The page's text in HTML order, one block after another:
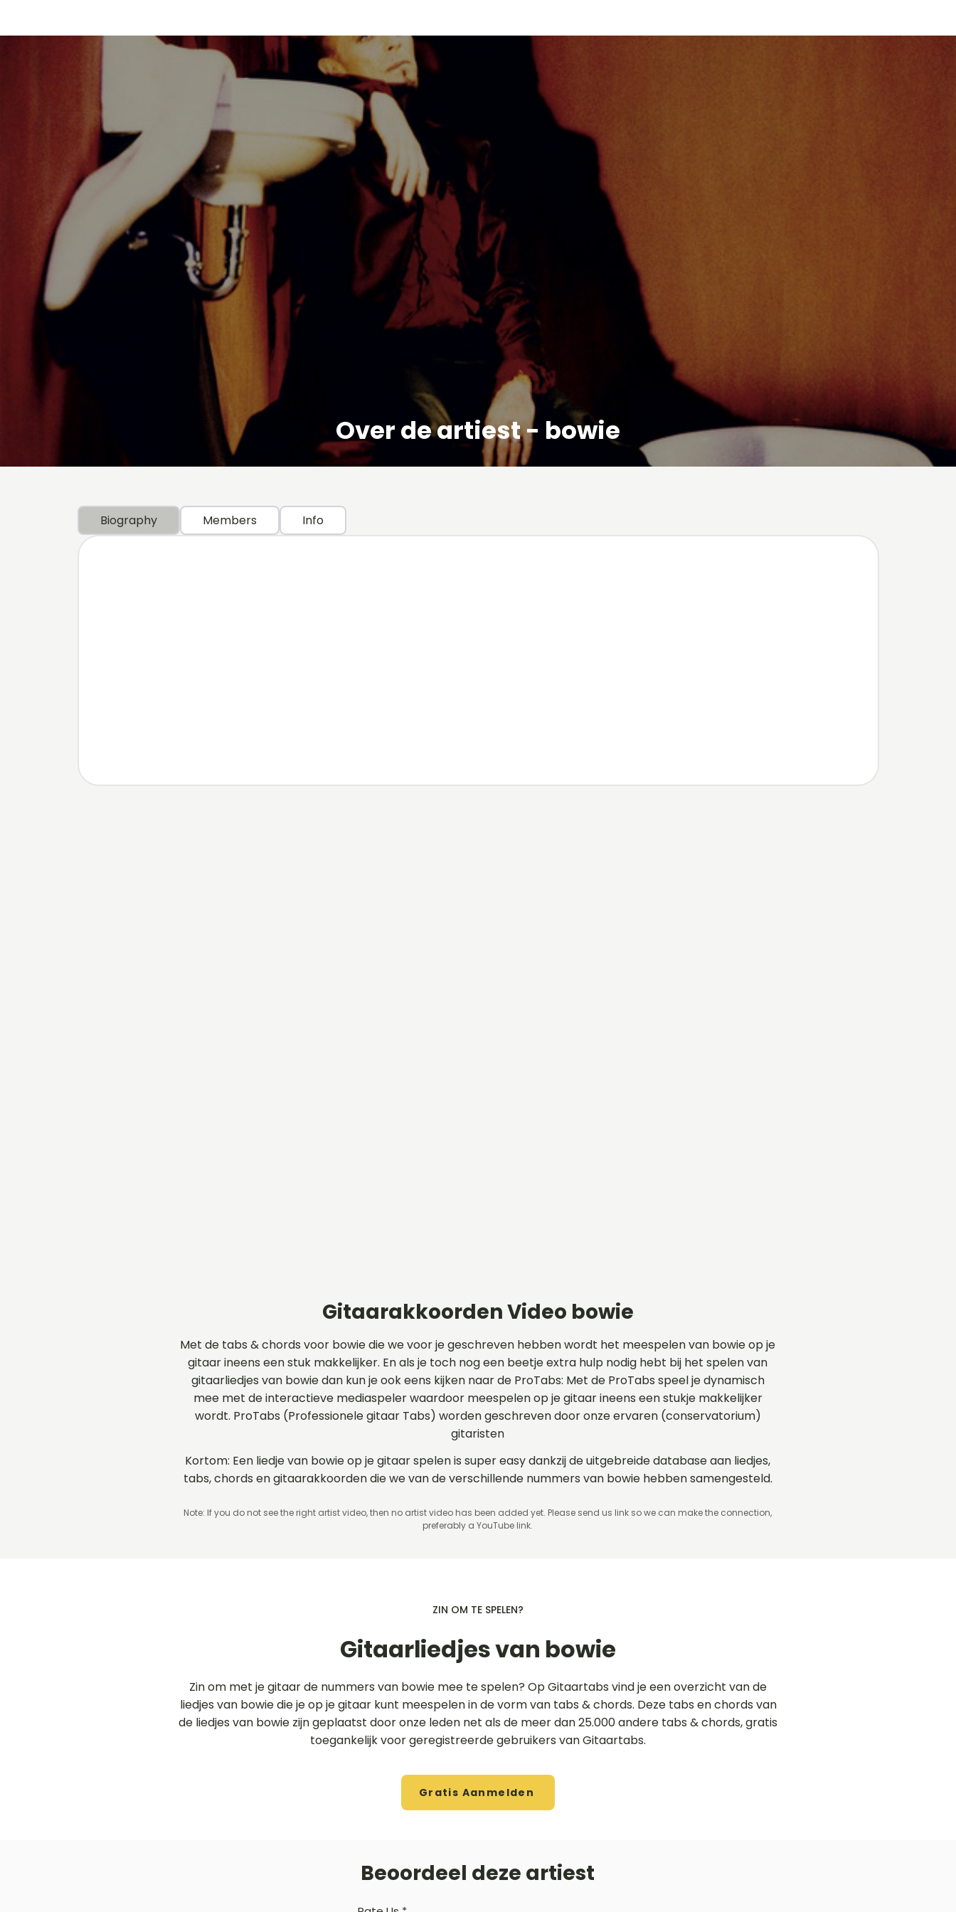
Over de artiest - bowie
Biography Members Info
Gitaarakkoorden Video bowie
Met de tabs & chords voor bowie die we voor je geschreven hebben wordt het meespelen van bowie op je
gitaar ineens een stuk makkelijker. En als je toch nog een beetje extra hulp nodig hebt bij het spelen van
gitaarliedjes van bowie dan kun je ook eens kijken naar de ProTabs: Met de ProTabs speel je dynamisch
mee met de interactieve mediaspeler waardoor meespelen op je gitaar ineens een stukje makkelijker
wordt. ProTabs (Professionele gitaar Tabs) worden geschreven door onze ervaren (conservatorium)
gitaristen
Kortom: Een liedje van bowie op je gitaar spelen is super easy dankzij de uitgebreide database aan liedjes,
tabs, chords en gitaarakkoorden die we van de verschillende nummers van bowie hebben samengesteld.
Note: If you do not see the right artist video, then no artist video has been added yet. Please send us link so we can make the connection,
preferably a YouTube link.
ZIN OM TE SPELEN?
Gitaarliedjes van bowie
Zin om met je gitaar de nummers van bowie mee te spelen? Op Gitaartabs vind je een overzicht van de
liedjes van bowie die je op je gitaar kunt meespelen in de vorm van tabs & chords. Deze tabs en chords van
de liedjes van bowie zijn geplaatst door onze leden net als de meer dan 25.000 andere tabs & chords, gratis
toegankelijk voor geregistreerde gebruikers van Gitaartabs.
Gratis Aanmelden
Beoordeel deze artiest